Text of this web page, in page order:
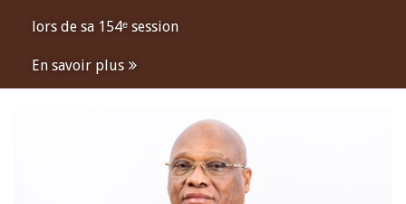
lors de sa 154ᵉ session
En savoir plus